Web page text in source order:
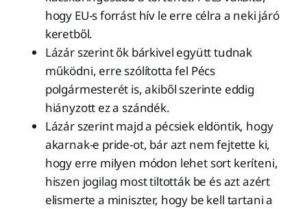
hogy EU-s forrást hív le erre célra a neki járó
keretből.
Lázár szerint ők bárkivel együtt tudnak
működni, erre szólította fel Pécs
polgármesterét is, akiből szerinte eddig
hiányzott ez a szándék.
Lázár szerint majd a pécsiek eldöntik, hogy
akarnak-e pride-ot, bár azt nem fejtette ki,
hogy erre milyen módon lehet sort keríteni,
hiszen jogilag most tiltották be és azt azért
elismerte a miniszter, hogy be kell tartani a